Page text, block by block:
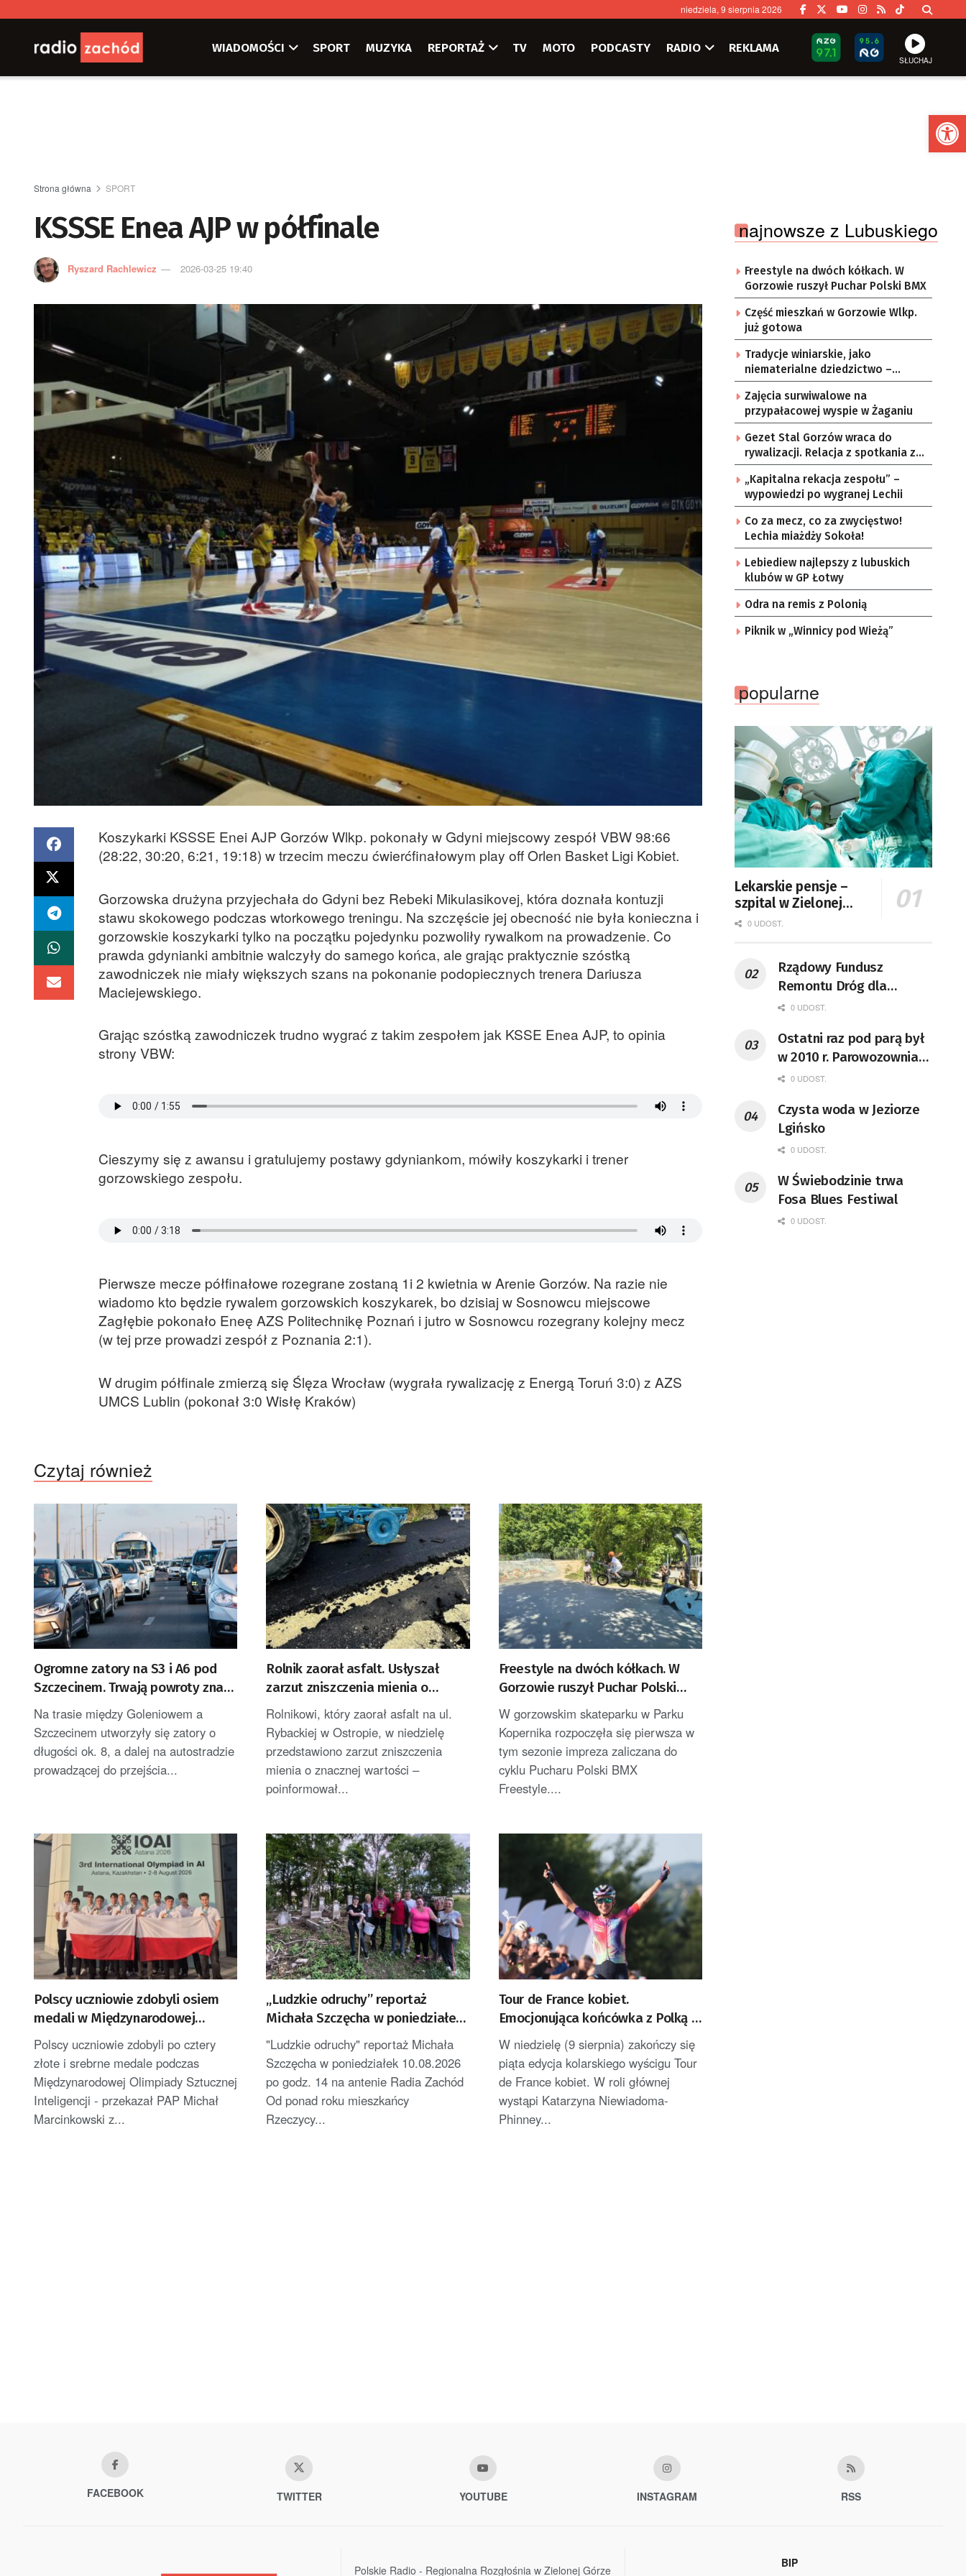
niedziela, 9 sierpnia 2026
WIADOMOŚCI SPORT MUZYKA REPORTAŻ TV MOTO PODCASTY RADIO REKLAMA
SŁUCHAJ
Strona główna SPORT
KSSSE Enea AJP w półfinale
Ryszard Rachlewicz 2026-03-25 19:40
Koszykarki KSSSE Enei AJP Gorzów Wlkp. pokonały w Gdyni miejscowy zespół VBW 98:66
(28:22, 30:20, 6:21, 19:18) w trzecim meczu ćwierćfinałowym play off Orlen Basket Ligi Kobiet.
Gorzowska drużyna przyjechała do Gdyni bez Rebeki Mikulasikovej, która doznała kontuzji
stawu skokowego podczas wtorkowego treningu. Na szczęście jej obecność nie była konieczna i
gorzowskie koszykarki tylko na początku pojedynku pozwoliły rywalkom na prowadzenie. Co
prawda gdynianki ambitnie walczyły do samego końca, ale grając praktycznie szóstką
zawodniczek nie miały większych szans na pokonanie podopiecznych trenera Dariusza
Maciejewskiego.
Grając szóstką zawodniczek trudno wygrać z takim zespołem jak KSSE Enea AJP, to opinia
strony VBW:
Cieszymy się z awansu i gratulujemy postawy gdyniankom, mówiły koszykarki i trener
gorzowskiego zespołu.
Pierwsze mecze półfinałowe rozegrane zostaną 1i 2 kwietnia w Arenie Gorzów. Na razie nie
wiadomo kto będzie rywalem gorzowskich koszykarek, bo dzisiaj w Sosnowcu miejscowe
Zagłębie pokonało Eneę AZS Politechnikę Poznań i jutro w Sosnowcu rozegrany kolejny mecz
(w tej prze prowadzi zespół z Poznania 2:1).
W drugim półfinale zmierzą się Ślęza Wrocław (wygrała rywalizację z Energą Toruń 3:0) z AZS
UMCS Lublin (pokonał 3:0 Wisłę Kraków)
Czytaj również
Ogromne zatory na S3 i A6 pod
Szczecinem. Trwają powroty znad
morza
Na trasie między Goleniowem a
Szczecinem utworzyły się zatory o
długości ok. 8, a dalej na autostradzie
prowadzącej do przejścia...
Rolnik zaorał asfalt. Usłyszał
zarzut zniszczenia mienia o
znacznej wartości
Rolnikowi, który zaorał asfalt na ul.
Rybackiej w Ostropie, w niedzielę
przedstawiono zarzut zniszczenia
mienia o znacznej wartości –
poinformował...
Freestyle na dwóch kółkach. W
Gorzowie ruszył Puchar Polski
BMX
W gorzowskim skateparku w Parku
Kopernika rozpoczęła się pierwsza w
tym sezonie impreza zaliczana do
cyklu Pucharu Polski BMX
Freestyle....
Polscy uczniowie zdobyli osiem
medali w Międzynarodowej
Olimpiadzie Sztucznej Inteligencji
Polscy uczniowie zdobyli po cztery
złote i srebrne medale podczas
Międzynarodowej Olimpiady Sztucznej
Inteligencji - przekazał PAP Michał
Marcinkowski z...
„Ludzkie odruchy” reportaż
Michała Szczęcha w poniedziałek
po godz. 14
"Ludzkie odruchy" reportaż Michała
Szczęcha w poniedziałek 10.08.2026
po godz. 14 na antenie Radia Zachód
Od ponad roku mieszkańcy
Rzeczycy...
Tour de France kobiet.
Emocjonująca końcówka z Polką w
roli głównej
W niedzielę (9 sierpnia) zakończy się
piąta edycja kolarskiego wyścigu Tour
de France kobiet. W roli głównej
wystąpi Katarzyna Niewiadoma-
Phinney...
najnowsze z Lubuskiego
Freestyle na dwóch kółkach. W
Gorzowie ruszył Puchar Polski BMX
Część mieszkań w Gorzowie Wlkp.
już gotowa
Tradycje winiarskie, jako
niematerialne dziedzictwo –
konsultacje i projekt
Zajęcia surwiwalowe na
przypałacowej wyspie w Żaganiu
Gezet Stal Gorzów wraca do
rywalizacji. Relacja z spotkania z
częstochowskimi lwami u nas!
„Kapitalna rekacja zespołu” –
wypowiedzi po wygranej Lechii
Co za mecz, co za zwycięstwo!
Lechia miażdży Sokoła!
Lebiediew najlepszy z lubuskich
klubów w GP Łotwy
Odra na remis z Polonią
Piknik w „Winnicy pod Wieżą”
popularne
Lekarskie pensje –
szpital w Zielonej
Górze podaje dane
0 UDOST.
Rządowy Fundusz
Remontu Dróg dla
województwa lubuskiego
0 UDOST.
Ostatni raz pod parą był
w 2010 r. Parowozownia
Wolsztyn rozpocznie
65
0 UDOST.
Czysta woda w Jeziorze
Lgińsko
0 UDOST.
W Świebodzinie trwa
Fosa Blues Festiwal
0 UDOST.
FACEBOOK TWITTER YOUTUBE INSTAGRAM RSS
Polskie Radio - Regionalna Rozgłośnia w Zielonej Górze
BIP